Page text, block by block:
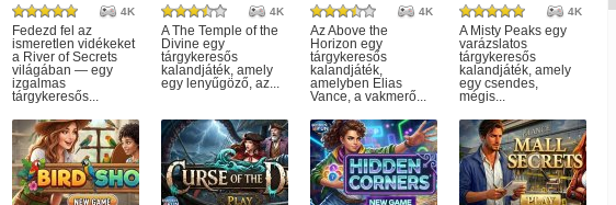
4K
Fedezd fel az
ismeretlen vidékeket
a River of Secrets
világában — egy
izgalmas
tárgykeresős...
4K
A The Temple of the
Divine egy
tárgykeresős
kalandjáték, amely
egy lenyűgöző, az...
4K
Az Above the
Horizon egy
tárgykeresős
kalandjáték,
amelyben Elias
Vance, a vakmerő...
4K
A Misty Peaks egy
varázslatos
tárgykeresős
kalandjáték, amely
egy csendes,
mégis...